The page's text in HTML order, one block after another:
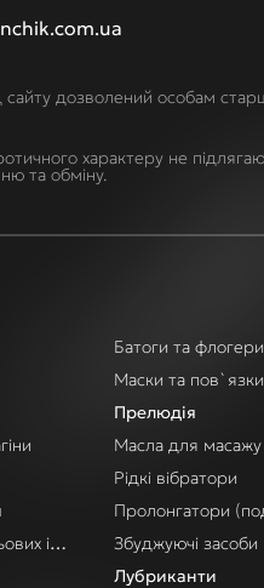
дозволений особам
характеру не
та обміну.
ігор
Батоги та флогери
Маски та пов`язки
Прелюдія
Масла для масажу
Рідкі вібратори
Пролонгатори
Збуджуючі засоби
Лубриканти